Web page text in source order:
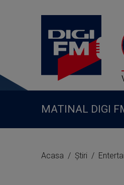
MATINAL DIGI
Acasa Știri